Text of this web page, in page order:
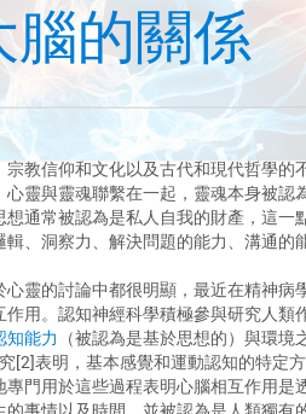
腦的關係
宗教信仰和文化以及古代和現代哲學的
心靈與靈魂聯繫在一起，靈魂本身被
通常被認為是私人自我的財產，這
、洞察力、解決問題的能力、溝通的
心靈的討論中都很明顯，最近在精神病
用。認知神經科學積極參與研究人類
知能力
（被認為是基於思想的）與環
[2]表明，基本感覺和運動認知的特定
門用於這些過程表明心腦相互作用